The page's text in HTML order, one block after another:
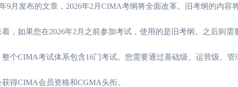
9月发布的文章，2026年2月CIMA考纲将全面改革。旧考纲的内容
，如果您在2026年2月之前参加考试，使用的是旧考纲。之后则需
个CIMA考试体系包含16门考试。您需要通过基础级、运营级、管
得CIMA会员资格和CGMA头衔。